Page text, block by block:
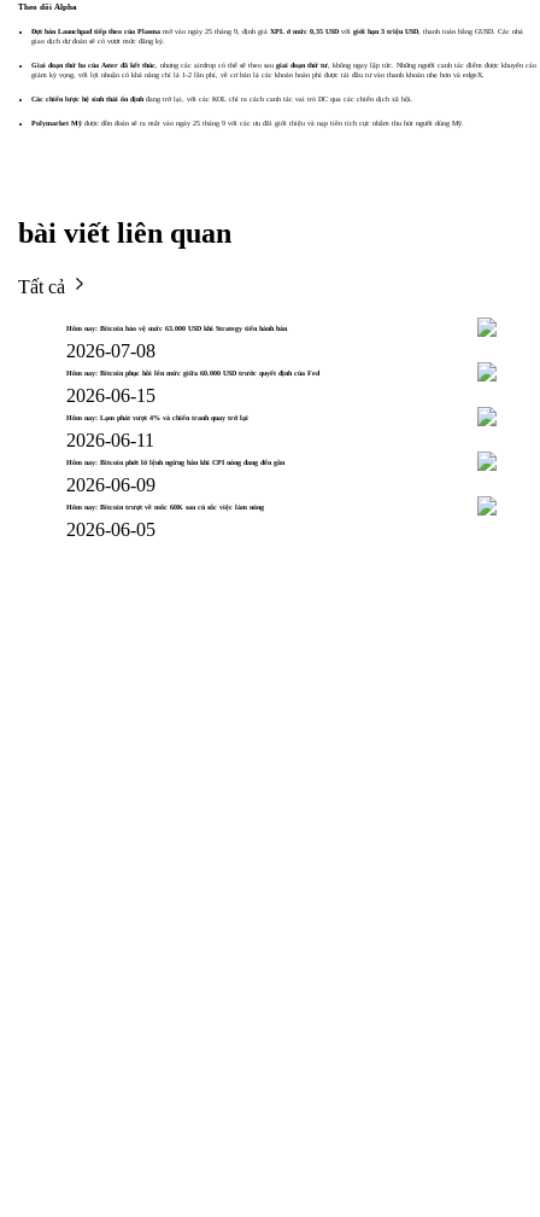
Theo dõi Alpha
Đợt bán Launchpad tiếp theo của Plasmamở vào ngày 25 tháng 9, định giá XPL ở mức 0,35 USDvới giới hạn 3 triệu USD, thanh toán bằng GUSD. Các nhà
giao dịch dự đoán sẽ có vượt mức đăng ký.
Giai đoạn thứ ba của Aster đã kết thúc, nhưng các airdrop có thể sẽ theo sau giai đoạn thứ tư, không ngay lập tức. Những người canh tác điểm được khuyến cáo
giảm kỳ vọng, với lợi nhuận có khả năng chỉ là 1-2 lần phí, về cơ bản là các khoản hoàn phí được tái đầu tư vào thanh khoản nhẹ hơn và edgeX.
Các chiến lược hệ sinh thái ổn địnhđang trở lại, với các KOL chỉ ra cách canh tác vai trò DC qua các chiến dịch xã hội.
Polymarket Mỹđược đồn đoán sẽ ra mắt vào ngày 25 tháng 9 với các ưu đãi giới thiệu và nạp tiền tích cực nhằm thu hút người dùng Mỹ.
bài viết liên quan
Tất cả
Hôm nay: Bitcoin bảo vệ mức 63.000 USD khi Strategy tiến hành bán
2026-07-08
Hôm nay: Bitcoin phục hồi lên mức giữa 60.000 USD trước quyết định của Fed
2026-06-15
Hôm nay: Lạm phát vượt 4% và chiến tranh quay trở lại
2026-06-11
Hôm nay: Bitcoin phớt lờ lệnh ngừng bắn khi CPI nóng đang đến gần
2026-06-09
Hôm nay: Bitcoin trượt về mốc 60K sau cú sốc việc làm nóng
2026-06-05